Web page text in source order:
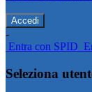
-
Entra con SPID
Seleziona